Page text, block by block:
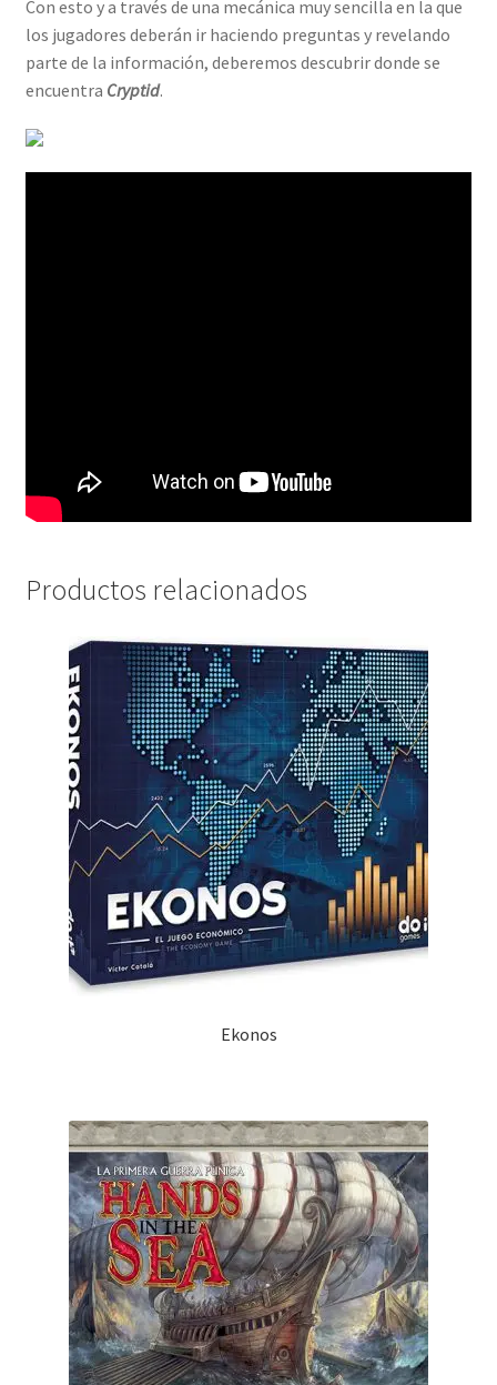
Con esto y a través de una mecánica muy sencilla en la que
los jugadores deberán ir haciendo preguntas y revelando
parte de la información, deberemos descubrir donde se
encuentra Cryptid.
Productos relacionados
Ekonos